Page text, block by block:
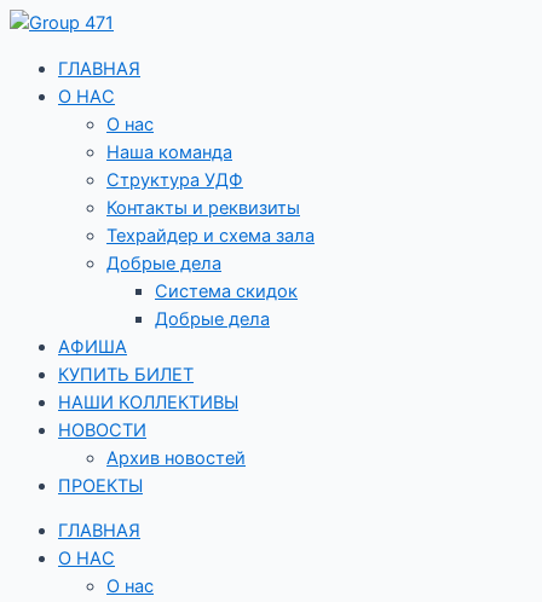
Перейти
содержимому
ГЛАВНАЯ
О НАС
О нас
Наша команда
Структура УДФ
Контакты и реквизиты
Техрайдер и схема зала
Добрые дела
Система скидок
Добрые дела
АФИША
КУПИТЬ БИЛЕТ
НАШИ КОЛЛЕКТИВЫ
НОВОСТИ
Архив новостей
ПРОЕКТЫ
ГЛАВНАЯ
О НАС
О нас